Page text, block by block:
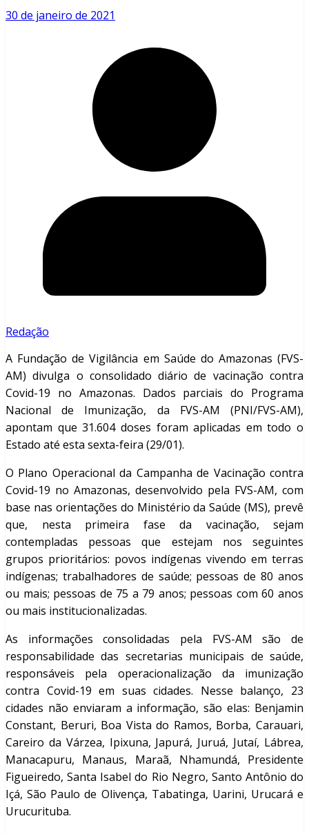
30 de janeiro de 2021
Redação
A Fundação de Vigilância em Saúde do Amazonas (FVS-
AM) divulga o consolidado diário de vacinação contra
Covid-19 no Amazonas. Dados parciais do Programa
Nacional de Imunização, da FVS-AM (PNI/FVS-AM),
apontam que 31.604 doses foram aplicadas em todo o
Estado até esta sexta-feira (29/01).
O Plano Operacional da Campanha de Vacinação contra
Covid-19 no Amazonas, desenvolvido pela FVS-AM, com
base nas orientações do Ministério da Saúde (MS), prevê
que, nesta primeira fase da vacinação, sejam
contempladas pessoas que estejam nos seguintes
grupos prioritários: povos indígenas vivendo em terras
indígenas; trabalhadores de saúde; pessoas de 80 anos
ou mais; pessoas de 75 a 79 anos; pessoas com 60 anos
ou mais institucionalizadas.
As informações consolidadas pela FVS-AM são de
responsabilidade das secretarias municipais de saúde,
responsáveis pela operacionalização da imunização
contra Covid-19 em suas cidades. Nesse balanço, 23
cidades não enviaram a informação, são elas: Benjamin
Constant, Beruri, Boa Vista do Ramos, Borba, Carauari,
Careiro da Várzea, Ipixuna, Japurá, Juruá, Jutaí, Lábrea,
Manacapuru, Manaus, Maraã, Nhamundá, Presidente
Figueiredo, Santa Isabel do Rio Negro, Santo Antônio do
Içá, São Paulo de Olivença, Tabatinga, Uarini, Urucará e
Urucurituba.